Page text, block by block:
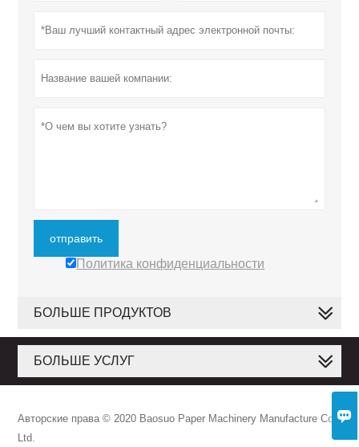

отправить
Политика конфиденциальности
БОЛЬШЕ ПРОДУКТОВ
БОЛЬШЕ УСЛУГ
Авторские права © 2020 Baosuo Paper Machinery Manufacture Co.,
Ltd.